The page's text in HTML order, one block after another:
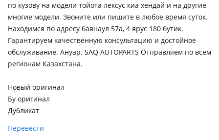
по кузову на модели тойота лексус киа хендай и на другие
многие модели. Звоните или пишите в любое время суток.
Находимся по адресу баянаул 57а, 4 ярус 180 бутик.
Гарантируем качественную консультацию и достойное
обслуживание. Ануар. SAQ AUTOPARTS Отправляем по всем
регионам Казахстана.
Новый оригинал
Бу оригинал
Дубликат
Перевести